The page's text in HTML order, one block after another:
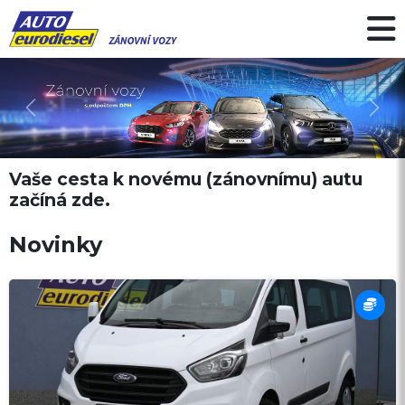
Předchozí Další
Vaše cesta k novému (zánovnímu) autu
začíná zde.
Novinky